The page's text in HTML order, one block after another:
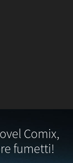
Comix,
fumetti!